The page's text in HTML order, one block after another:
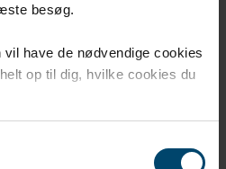
besøg.
have de nødvendige cookies
op til dig, hvilke cookies du
og holdbare